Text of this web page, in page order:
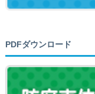
PDFダウンロード